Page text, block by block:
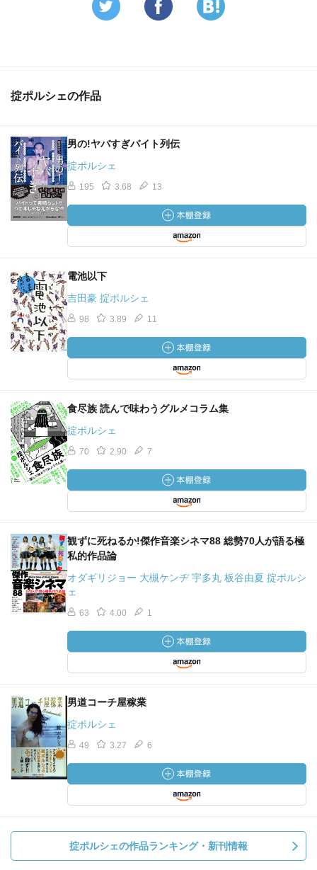
れていくうちに、己の頭上に輝ける星がある事を忘れてし
掟ポルシェの作品
男の!ヤバすぎバイト列伝
掟ポルシェ
195 3.68 13
電池以下
吉田豪 掟ポルシェ
98 3.89 11
食尽族 読んで味わうグルメコラム集
掟ポルシェ
70 2.90 7
観ずに死ねるか!傑作音楽シネマ88 総勢70人が語る極
私的作品論
オダギリジョー 大槻ケンヂ 宇多丸 板谷由夏 掟ポルシ
ェ
63 4.00 1
男道コーチ屋稼業
掟ポルシェ
49 3.27 6
掟ポルシェの作品ランキング・新刊情報